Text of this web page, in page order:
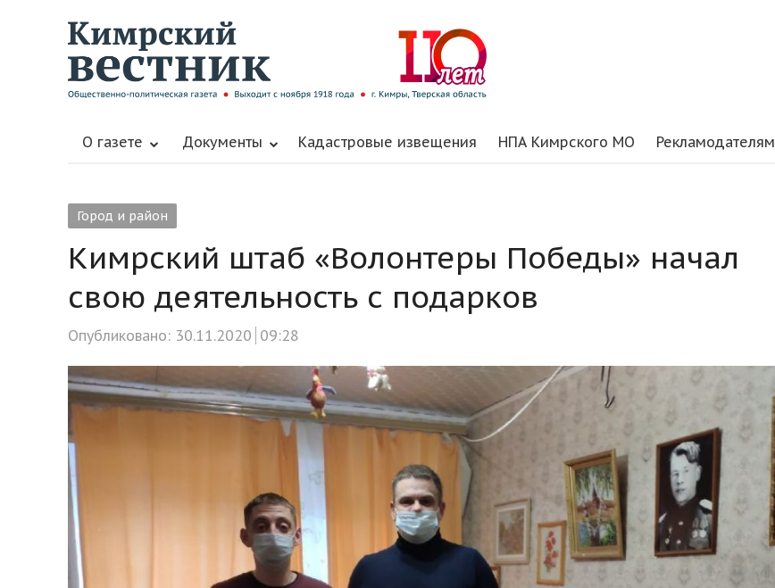
О газете Документы Кадастровые извещения НПА Кимрского МО Рекламодателям
Город и район
Кимрский штаб «Волонтеры Победы» начал
свою деятельность с подарков
Опубликовано: 30.11.2020 09:28